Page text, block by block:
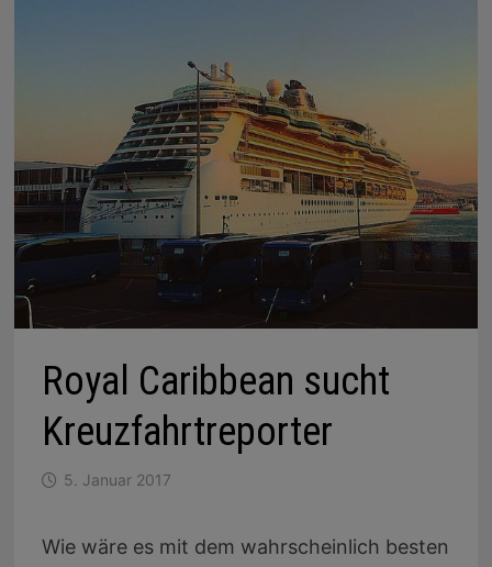
Royal Caribbean sucht
Kreuzfahrtreporter
5. Januar 2017
Wie wäre es mit dem wahrscheinlich besten